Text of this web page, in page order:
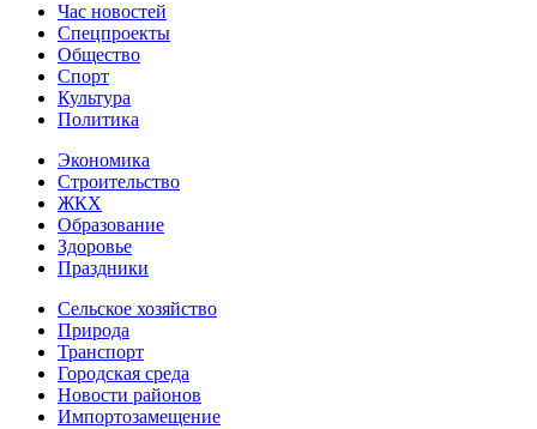
Час новостей
Спецпроекты
Общество
Спорт
Культура
Политика
Экономика
Строительство
ЖКХ
Образование
Здоровье
Праздники
Сельское хозяйство
Природа
Транспорт
Городская среда
Новости районов
Импортозамещение